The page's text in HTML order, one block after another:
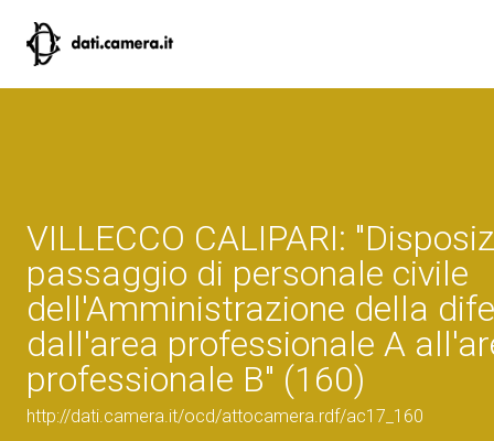
VILLECCO CALIPARI:
passaggio di personale civile
dell'Amministrazione della
dall'area professionale A
professionale B" (160)
http://dati.camera.it/ocd/attocamera.rdf/ac17_160